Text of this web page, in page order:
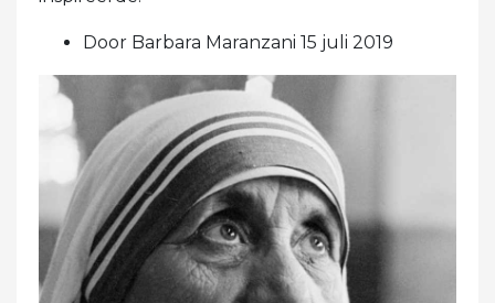
Door Barbara Maranzani 15 juli 2019